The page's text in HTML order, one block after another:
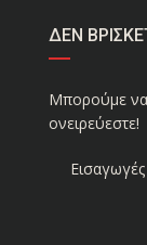
ΔΕΝ
Μπορούμε να
ονειρεύεστε!